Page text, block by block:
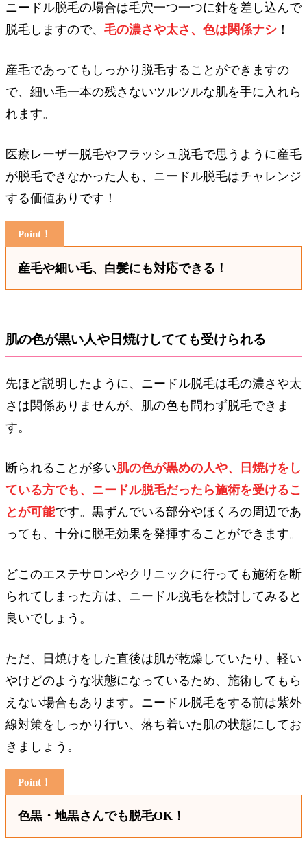
ニードル脱毛の場合は毛穴一つ一つに針を差し込んで
脱毛しますので、 毛の濃さや太さ、色は関係ナシ ！
産毛であってもしっかり脱毛することができますの
で、細い毛一本の残さないツルツルな肌を手に入れら
れます。
医療レーザー脱毛やフラッシュ脱毛で思うように産毛
が脱毛できなかった人も、ニードル脱毛はチャレンジ
する価値ありです！
産毛や細い毛、白髪にも対応できる！
肌の色が黒い人や日焼けしてても受けられる
先ほど説明したように、ニードル脱毛は毛の濃さや太
さは関係ありませんが、肌の色も問わず脱毛できま
す。
断られることが多い肌の色が黒めの人や、日焼けをし
ている方でも、ニードル脱毛だったら施術を受けるこ
とが可能です。黒ずんでいる部分やほくろの周辺であ
っても、十分に脱毛効果を発揮することができます。
どこのエステサロンやクリニックに行っても施術を断
られてしまった方は、ニードル脱毛を検討してみると
良いでしょう。
ただ、日焼けをした直後は肌が乾燥していたり、軽い
やけどのような状態になっているため、施術してもら
えない場合もあります。ニードル脱毛をする前は紫外
線対策をしっかり行い、落ち着いた肌の状態にしてお
きましょう。
色黒・地黒さんでも脱毛OK！